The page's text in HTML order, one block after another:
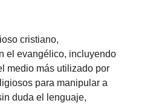
cristiano,
el evangélico, incluyendo
medio más utilizado por
para manipular a
duda el lenguaje,